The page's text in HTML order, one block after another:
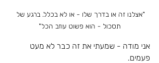
"אצלנו זה או בדרך שלו - או לא בכלל. ברגע של
תסכול - הוא פשוט עוזב הכל"
אני מודה - שמעתי את זה כבר לא מעט
פעמים.